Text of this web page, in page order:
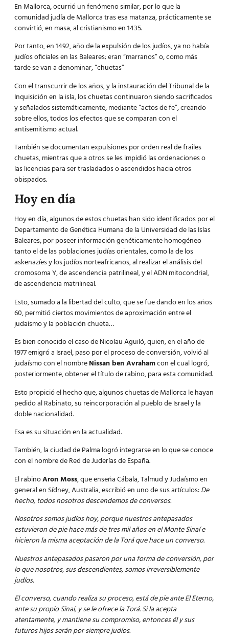
En Mallorca, ocurrió un fenómeno similar, por lo que la
comunidad judía de Mallorca tras esa matanza, prácticamente se
convirtió, en masa, al cristianismo en 1435.
Por tanto, en1492, año de la expulsión de los judíos, ya no había
judíos oficiales en las Baleares; eran “marranos” o, como más
tarde se van a denominar, “chuetas”
Con el transcurrir de los años, y la instauración delTribunal de la
Inquisiciónen la isla, los chuetas continuaron siendo sacrificados
y señalados sistemáticamente, mediante “actos de fe”, creando
sobre ellos, todos los efectos que se comparan con el
antisemitismoactual.
También se documentan expulsiones por orden real de frailes
chuetas, mientras que a otros se les impidió las ordenaciones o
las licencias para ser trasladados o ascendidos hacia otros
obispados.
Hoy en día
Hoy en día, algunos de estos chuetas han sido identificados por el
Departamento deGenética Humanade la Universidad de las Islas
Baleares, por poseer información genéticamente homogéneo
tanto el de las poblaciones judías orientales, como la de los
askenazíes y los judíos norteafricanos, al realizar el análisis del
cromosoma Y, de ascendencia patrilineal, y el ADN mitocondrial,
de ascendencia matrilineal.
Esto, sumado a la libertad del culto, que se fue dando en los años
60, permitió ciertos movimientos de aproximación entre el
judaísmo y la población chueta…
Es bien conocido el caso de Nicolau Aguiló, quien, en el año de
1977 emigró a Israel, paso por el proceso deconversión, volvió al
judaísmo con el nombreNissan ben Avrahamcon el cual logró,
posteriormente, obtener el título de rabino, para esta comunidad.
Esto propició el hecho que, algunos chuetas de Mallorca le hayan
pedido al Rabinato, su reincorporación al pueblo de Israel y la
doble nacionalidad.
Esa es su situación en la actualidad.
También, la ciudad de Palma logró integrarse en lo que se conoce
con el nombre de Red de Juderías de España.
El rabinoAron Moss, que enseña Cábala, Talmud y Judaísmo en
general en Sídney, Australia, escribió en uno de sus artículos:De
hecho, todos nosotros descendemos de conversos.
Nosotros somos judíos hoy, porque nuestros antepasados
estuvieron de pie hace más de tres mil años en el Monte Sinaí e
hicieron la misma aceptación de la Torá que hace unconverso.
Nuestros antepasados pasaron por una forma de conversión, por
lo que nosotros, sus descendientes, somos irreversiblemente
judíos.
El converso, cuando realiza su proceso, está de pie ante El Eterno,
ante su propio Sinaí, y se le ofrece la Torá. Si la acepta
atentamente, y mantiene su compromiso, entonces él y sus
futuros hijos serán por siempre judíos.